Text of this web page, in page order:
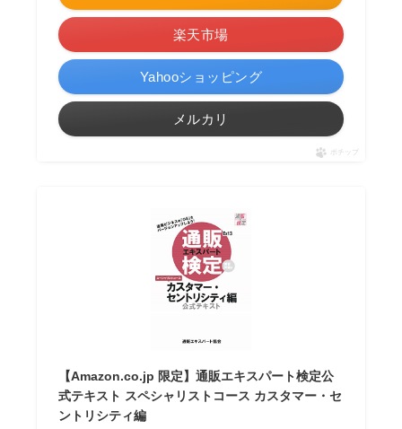
楽天市場
Yahooショッピング
メルカリ
ポチップ
【Amazon.co.jp 限定】通販エキスパート検定公
式テキスト スペシャリストコース カスタマー・セ
ントリシティ編